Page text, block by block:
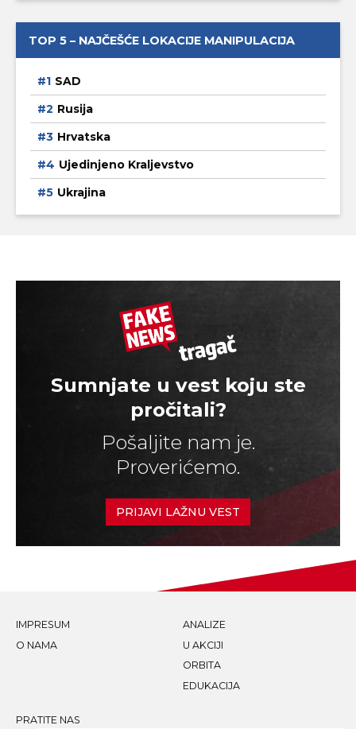
TOP 5 – NAJČEŠĆE LOKACIJE MANIPULACIJA
SAD
Rusija
Hrvatska
Ujedinjeno Kraljevstvo
Ukrajina
Sumnjate u vest koju ste
pročitali?
Pošaljite nam je.
Proverićemo.
PRIJAVI LAŽNU VEST
IMPRESUM
O NAMA
ANALIZE
U AKCIJI
ORBITA
EDUKACIJA
PRATITE NAS